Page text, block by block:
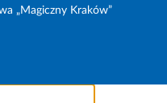
„Magiczny Kraków”